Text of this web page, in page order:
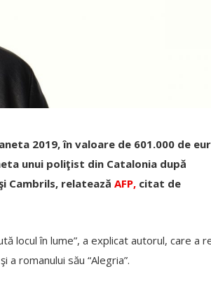
2019, în valoare de 601.000 de
unui poliţist din Catalonia după
Cambrils, relatează AFP, citat de
locul în lume”, a explicat autorul, care a
romanului său “Alegria”.